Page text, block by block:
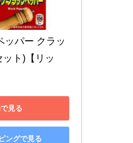
ッパー クラッ
ト)【リッ
見る
ングで見る